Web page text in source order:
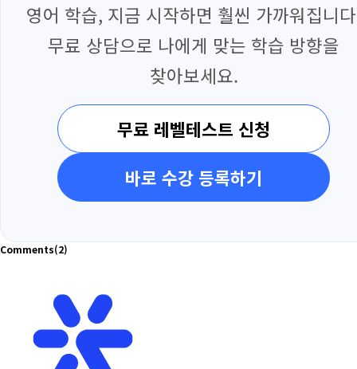
영어 학습, 지금 시작하면 훨씬 가까워집니
무료 상담으로 나에게 맞는 학습 방향을
찾아보세요.
무료 레벨테스트 신청
바로 수강 등록하기
Comments(2)